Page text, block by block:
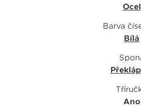
Ocel
Barva
Bílá
Ano